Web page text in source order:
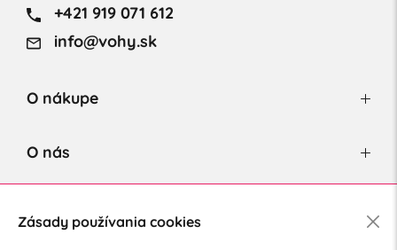
+421 919 071 612
info@vohy.sk
O nákupe
O nás
Zásady používania cookies